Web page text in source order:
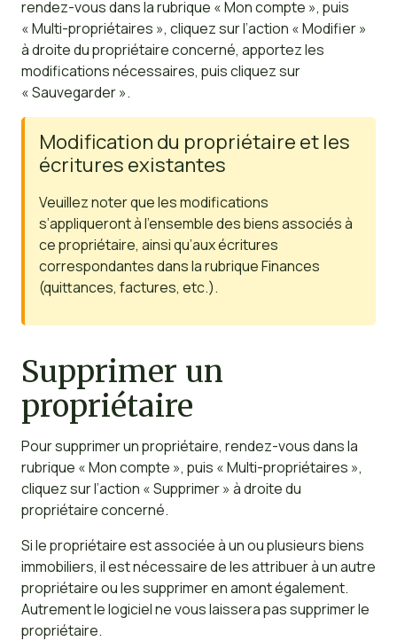
rendez-vous dans la rubrique « Mon compte », puis
« Multi-propriétaires », cliquez sur l’action « Modifier »
à droite du propriétaire concerné, apportez les
modifications nécessaires, puis cliquez sur
« Sauvegarder ».
Modification du propriétaire et les
écritures existantes
Veuillez noter que les modifications
s’appliqueront à l’ensemble des biens associés à
ce propriétaire, ainsi qu’aux écritures
correspondantes dans la rubrique Finances
(quittances, factures, etc.).
Supprimer un
propriétaire
Pour supprimer un propriétaire, rendez-vous dans la
rubrique « Mon compte », puis « Multi-propriétaires »,
cliquez sur l’action « Supprimer » à droite du
propriétaire concerné.
Si le propriétaire est associée à un ou plusieurs biens
immobiliers, il est nécessaire de les attribuer à un autre
propriétaire ou les supprimer en amont également.
Autrement le logiciel ne vous laissera pas supprimer le
propriétaire.